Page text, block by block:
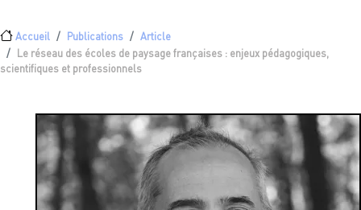
Fil d'Ariane
Accueil Publications
Article
Le réseau des écoles de paysage françaises : enjeux pédagogiques,
scientifiques et professionnels